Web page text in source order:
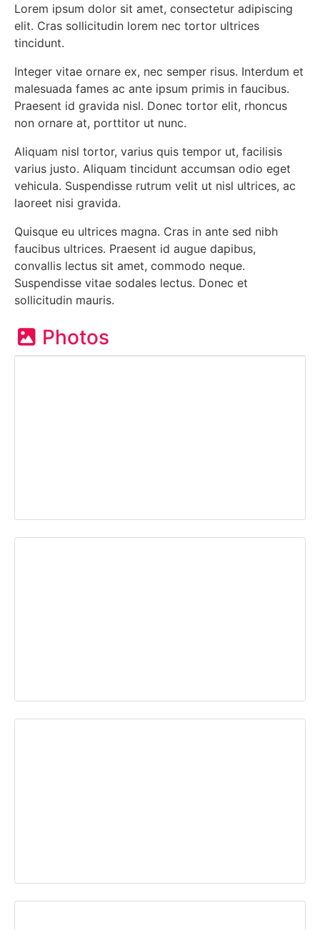
Lorem ipsum dolor sit amet, consectetur adipiscing
elit. Cras sollicitudin lorem nec tortor ultrices
tincidunt.
Integer vitae ornare ex, nec semper risus. Interdum et
malesuada fames ac ante ipsum primis in faucibus.
Praesent id gravida nisl. Donec tortor elit, rhoncus
non ornare at, porttitor ut nunc.
Aliquam nisl tortor, varius quis tempor ut, facilisis
varius justo. Aliquam tincidunt accumsan odio eget
vehicula. Suspendisse rutrum velit ut nisl ultrices, ac
laoreet nisi gravida.
Quisque eu ultrices magna. Cras in ante sed nibh
faucibus ultrices. Praesent id augue dapibus,
convallis lectus sit amet, commodo neque.
Suspendisse vitae sodales lectus. Donec et
sollicitudin mauris.
Photos